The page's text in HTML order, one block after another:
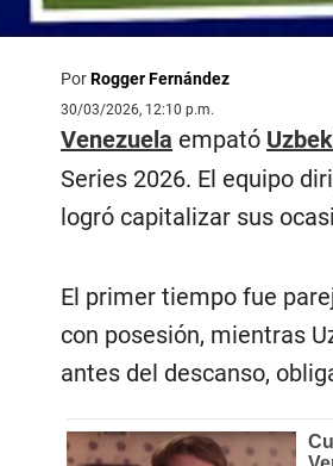
PorRogger Fernández
30/03/2026, 12:10 p.m.
Venezuela empató
Series 2026. El equipo
logró capitalizar sus
El primer tiempo fue
con posesión, mientras
antes del descanso,